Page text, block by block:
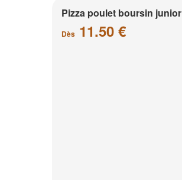
Pizza poulet boursin junior
Dès 11.50 €